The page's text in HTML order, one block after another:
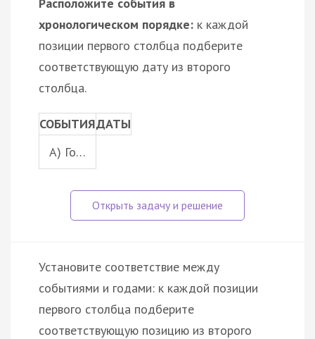
хронологическом порядке: к каждой
позиции первого столбца подберите
соответствующую дату из второго
столбца.
СОБЫТИЯДАТЫ
A) Го…
Установите соответствие между
событиями и годами: к каждой позиции
первого столбца подберите
соответствующую позицию из второго